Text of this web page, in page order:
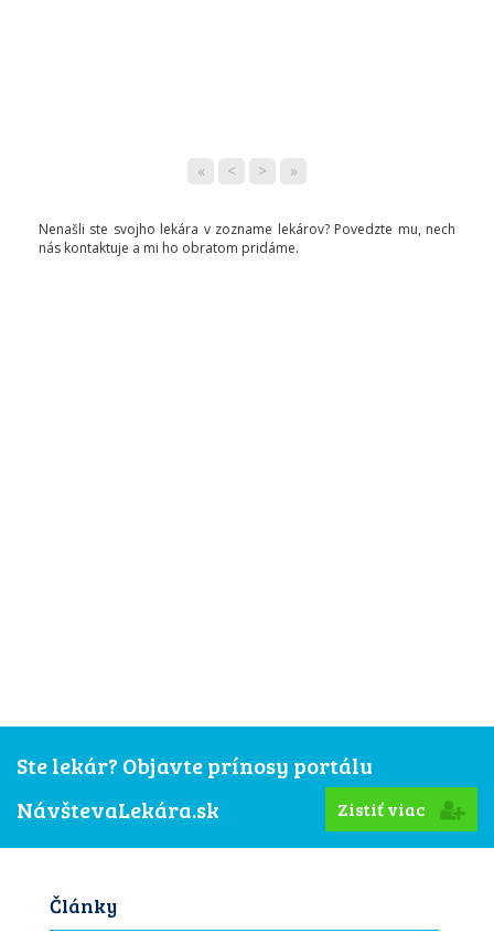
« < > »
Nenašli ste svojho lekára v zozname lekárov? Povedzte mu, nech
nás kontaktuje a mi ho obratom pridáme.
Ste lekár? Objavte prínosy portálu
NávštevaLekára.sk
Zistiť viac
Články